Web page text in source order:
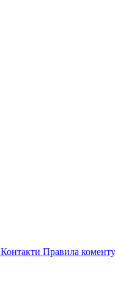
Контакти Правила